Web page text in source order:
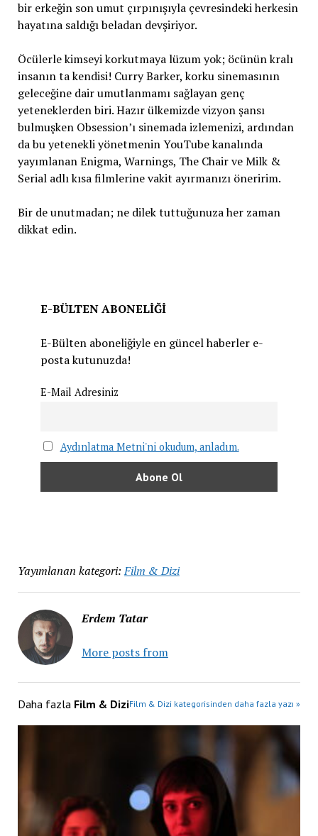
bir erkeğin son umut çırpınışıyla çevresindeki herkesin
hayatına saldığı beladan devşiriyor.
Öcülerle kimseyi korkutmaya lüzum yok; öcünün kralı
insanın ta kendisi! Curry Barker, korku sinemasının
geleceğine dair umutlanmamı sağlayan genç
yeteneklerden biri. Hazır ülkemizde vizyon şansı
bulmuşken Obsession’ı sinemada izlemenizi, ardından
da bu yetenekli yönetmenin YouTube kanalında
yayımlanan Enigma, Warnings, The Chair ve Milk &
Serial adlı kısa filmlerine vakit ayırmanızı öneririm.
Bir de unutmadan; ne dilek tuttuğunuza her zaman
dikkat edin.
⁠E-BÜLTEN ABONELİĞİ
E-Bülten aboneliğiyle en güncel haberler e-
posta kutunuzda!
E-Mail Adresiniz
Aydınlatma Metni'ni okudum, anladım.
Yayımlanan kategori: Film & Dizi
Erdem Tatar
More posts from
Daha fazla Film & DiziFilm & Dizi kategorisinden daha fazla yazı »